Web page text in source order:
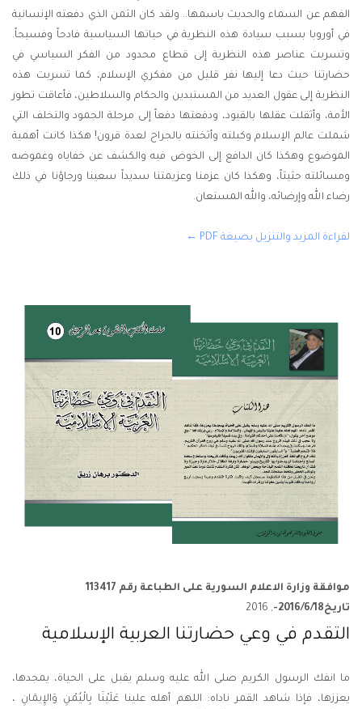
الفهم عن السماء والحديث باسمها.. ولقد كان الثمن الذي دفعته الإنسانية
في أوروبا بسبب سيادة هذه النظرية في حياتها السياسية فادحاً وفسيحاً.
وتسربت عناصر هذه النظرية إلى قطاع محدود من الفكر السياسي في
حضارتنا حيث دعا إليها نفر قليل من مفكري الإسلام، كما تسربت هذه
النظرية إلى عقول العديد من المستبدين والحكام والسلاطين، فأعاقت تطور
الأمة، وأثقلت عقلها بالقيود، ودفعتها دفعاً إلى مرحلة الجمود والتخلف التي
شملت عالم الإسلام وكبلته وأثخنته بالجراح لعدة قرون! هكذا كانت أهمية
الموضوع وهكذا كان الدافع إلى الخوض فيه والكشف عن خفاياه وغموضه
ومسائلته حثيثاً، وهكذا كان عزمنا وعزيمتنا سديداً سعينا ورجاؤنا في ذلك
رضاء الله وإرضائه، والله المستعان.
لقراءة المزيد والتنزيل بصيغة PDF ←
موافقة وزارة الاعلام السورية على الطباعة رقم 113417
تاريخ2016/6/18-
, 2016
التقدم في وعي حضارتنا العربية الإسلامية
ما انفك الرسول الكريم صلى الله عليه وسلم يقبل على الحياة، يمجدها،
يعززها، فإذا شاهد القمر ناداه: اللهم أهله علينا عَلَيْنَا بِالْيُمْنِ وَالإِيمَانِ ،